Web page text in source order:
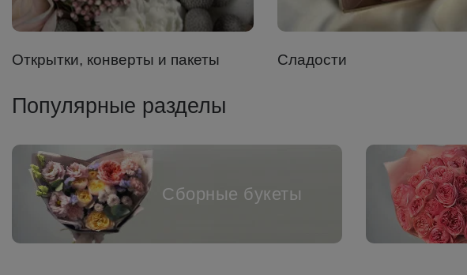
Открытки, конверты и пакеты Сладости
Популярные разделы
Сборные букеты